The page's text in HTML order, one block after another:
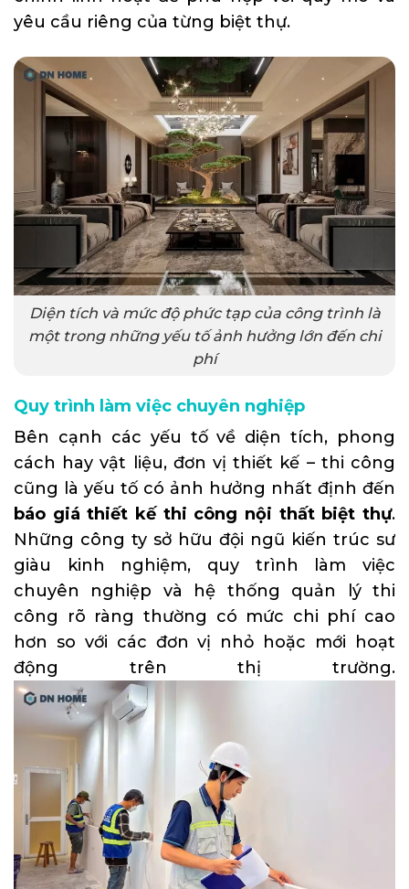
yêu cầu riêng của từng biệt thự.
Diện tích và mức độ phức tạp của công trình là
một trong những yếu tố ảnh hưởng lớn đến chi
phí
Quy trình làm việc chuyên nghiệp
Bên cạnh các yếu tố về diện tích, phong
cách hay vật liệu, đơn vị thiết kế – thi công
cũng là yếu tố có ảnh hưởng nhất định đến
báo giá thiết kế thi công nội thất biệt thự.
Những công ty sở hữu đội ngũ kiến trúc sư
giàu kinh nghiệm, quy trình làm việc
chuyên nghiệp và hệ thống quản lý thi
công rõ ràng thường có mức chi phí cao
hơn so với các đơn vị nhỏ hoặc mới hoạt
động trên thị trường.